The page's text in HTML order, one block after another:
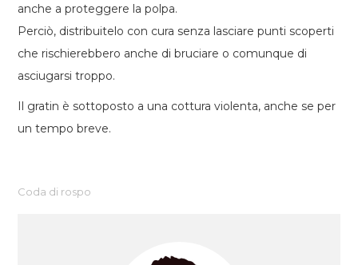
anche a proteggere la polpa.
Perciò, distribuitelo con cura senza lasciare punti scoperti
che rischierebbero anche di bruciare o comunque di
asciugarsi troppo.
Il gratin è sottoposto a una cottura violenta, anche se per
un tempo breve.
Coda di rospo